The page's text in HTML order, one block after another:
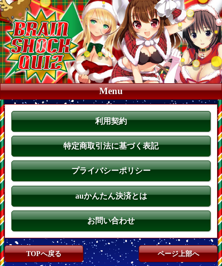
Menu
利用契約
特定商取引法に基づく表記
プライバシーポリシー
auかんたん決済とは
お問い合わせ
TOPへ戻る ページ上部へ